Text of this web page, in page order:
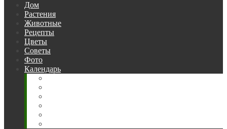
Дом
Растения
Животные
Рецепты
Цветы
Советы
Фото
Календарь